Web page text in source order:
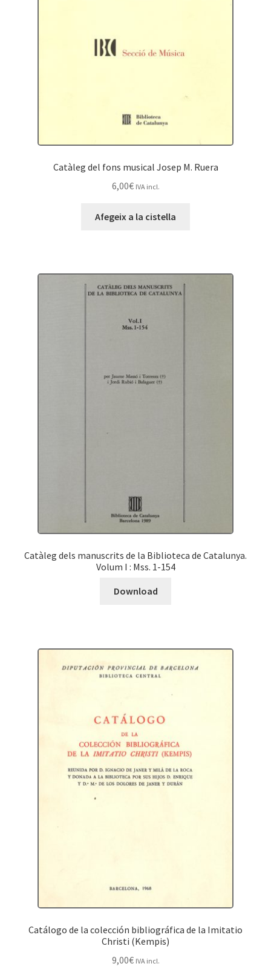
Catàleg del fons musical Josep M. Ruera
6,00€ IVA incl.
Afegeix a la cistella
Catàleg dels manuscrits de la Biblioteca de Catalunya.
Volum I : Mss. 1-154
Download
Catálogo de la colección bibliográfica de la Imitatio
Christi (Kempis)
9,00€ IVA incl.